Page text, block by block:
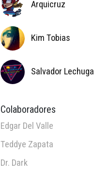
Arquicruz
Kim Tobias
Salvador Lechuga
Colaboradores
Edgar Del Valle
Teddye Zapata
Dr. Dark